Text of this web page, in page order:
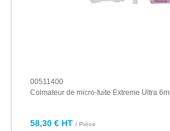
00511400
Colmateur de micro-fuite Extreme Ultra 6ml
58,30 € HT / Pièce